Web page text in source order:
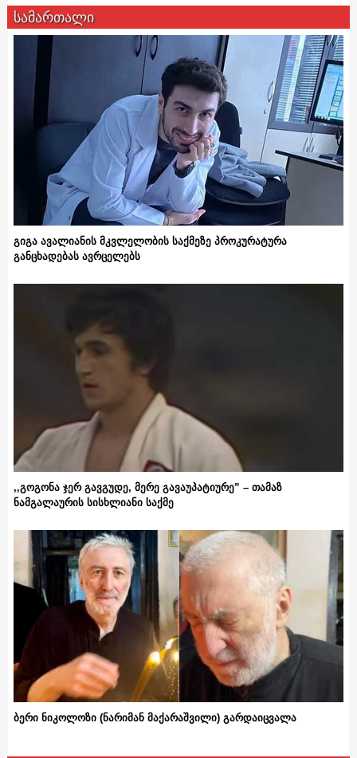
სამართალი
გიგა ავალიანის მკვლელობის საქმეზე პროკურატურა
განცხადებას ავრცელებს
,,გოგონა ჯერ გავგუდე, მერე გავაუპატიურე” – თამაზ
ნამგალაურის სისხლიანი საქმე
ბერი ნიკოლოზი (ნარიმან მაქარაშვილი) გარდაიცვალა